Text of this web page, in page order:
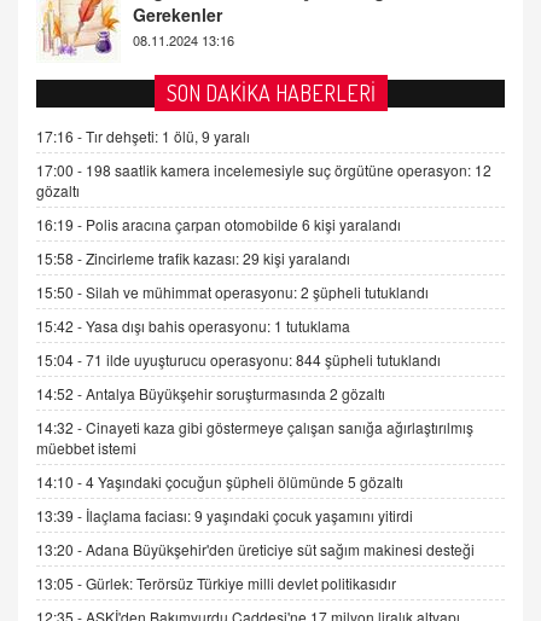
FARUK ÖNALAN
Tezkere Onaylanmasaydı…
AV. DOĞAN CAN DOĞAN
Kişisel verilerin korunması ve dijital hukukun
gelişimi
15.09.2025 16:17
SEHER EREK
Kış Ayları Geldi, Hangi Önlemler Alınmalı?
9.12.2025 10:11
İNCİ GÜL AKÖL
Trump Keşke Adana'yı da Ziyaret Etse...
06.07.2026 13:00
ADEM AKÖL
Esed Destekçilerinin Yüzüne Vurulan Şamar:
Sednaya
11.12.2024 12:30
DR. EKREM ASLAN
SON DAKİKA HABERLERİ
17:16 -Tır dehşeti: 1 ölü, 9 yaralı
17:00 - 198 saatlik kamera incelemesiyle suç örgütüne operasyon: 12
gözaltı
16:19 - Polis aracına çarpan otomobilde 6 kişi yaralandı
15:58 -Zincirleme trafik kazası: 29 kişi yaralandı
15:50 -Silah ve mühimmat operasyonu: 2 şüpheli tutuklandı
15:42 -Yasa dışı bahis operasyonu: 1 tutuklama
15:04 -71 ilde uyuşturucu operasyonu: 844 şüpheli tutuklandı
14:52 -Antalya Büyükşehir soruşturmasında 2 gözaltı
14:32 -Cinayeti kaza gibi göstermeye çalışan sanığa ağırlaştırılmış
müebbet istemi
14:10 -4 Yaşındaki çocuğun şüpheli ölümünde 5 gözaltı
13:39 - İlaçlama faciası: 9 yaşındaki çocuk yaşamını yitirdi
13:20 -Adana Büyükşehir'den üreticiye süt sağım makinesi desteği
13:05 -Gürlek: Terörsüz Türkiye milli devlet politikasıdır
12:35 - ASKİ'den Bakımyurdu Caddesi'ne 17 milyon liralık altyapı